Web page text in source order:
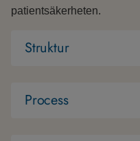
patientsäkerheten.
Struktur
Process